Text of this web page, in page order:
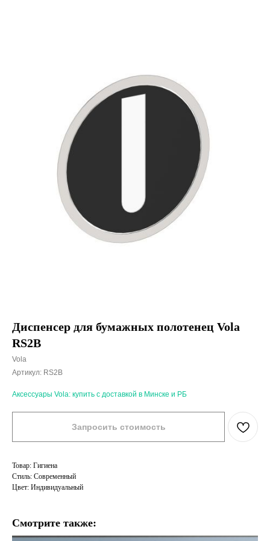
Диспенсер для бумажных полотенец Vola
RS2B
Vola
Артикул: RS2B
Аксессуары Vola: купить с доставкой в Минске и РБ
Запросить стоимость
Товар: Гигиена
Стиль: Современный
Цвет: Индивидуальный
Смотрите также: